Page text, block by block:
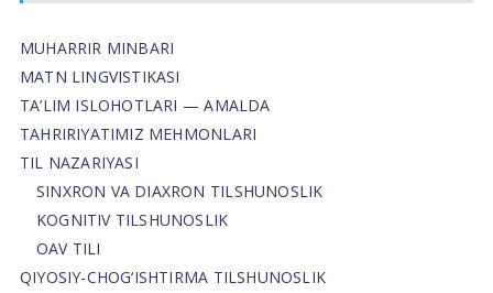
MUHARRIR MINBARI
MATN LINGVISTIKASI
TA’LIM ISLOHOTLARI — AMALDA
TAHRIRIYATIMIZ MEHMONLARI
TIL NAZARIYASI
SINXRON VA DIAXRON TILSHUNOSLIK
KOGNITIV TILSHUNOSLIK
OAV TILI
QIYOSIY-CHOG‘ISHTIRMA TILSHUNOSLIK